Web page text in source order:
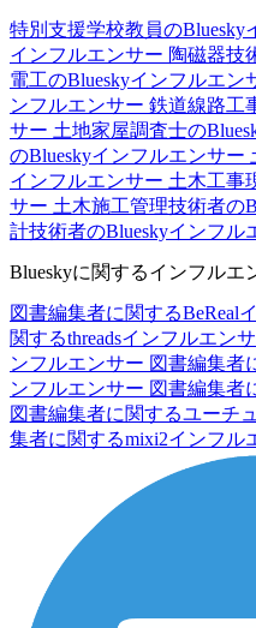
特別支援学校教員のBluesky
インフルエンサー 陶磁器技
電工のBlueskyインフルエン
ンフルエンサー 鉄道線路工
サー 土地家屋調査士の
のBlueskyインフルエンサー
インフルエンサー 土木工事
サー 土木施工管理技術者の
計技術者のBlueskyインフル
Blueskyに関するインフルエ
図書編集者に関するBeReal
関するthreadsインフルエン
ンフルエンサー 図書編集者
ンフルエンサー 図書編集者
図書編集者に関するユーチ
集者に関するmixi2インフル